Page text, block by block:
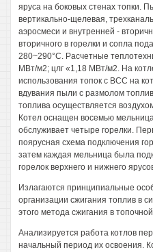
яруса на боковых стенах топки.
вертикально-щелевая,
аэросмеси и внутренней -
вторичного в горелки и сопла
280~290°С. Расчетные
МВт/м2; цлг «1,18 МВт/м2. На
использования топок с ВСС на
вдувания пыли с размолом
топлива осуществляется
Котел оснащен восемью
обслуживает четыре горелки.
поярусная схема подключения
затем каждая мельница была
горелок верхнего и нижнего
Излагаются принципиальные
организации сжигания топлив в
этого метода сжигания в
Анализируется работа котлов
начальный период их освоения.